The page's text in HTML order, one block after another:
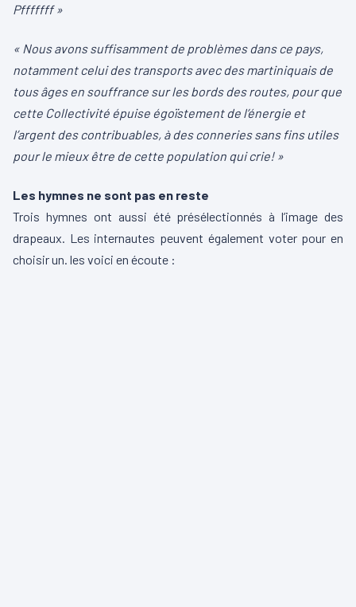
Pfffffff »
« Nous avons suffisamment de problèmes dans ce pays,
notamment celui des transports avec des martiniquais de
tous âges en souffrance sur les bords des routes, pour que
cette Collectivité épuise égoïstement de l’énergie et
l’argent des contribuables, à des conneries sans fins utiles
pour le mieux être de cette population qui crie! »
Les hymnes ne sont pas en reste
Trois hymnes ont aussi été présélectionnés à l’image des
drapeaux. Les internautes peuvent également voter pour en
choisir un. les voici en écoute :